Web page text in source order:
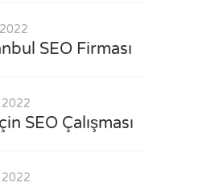
SEO Firması
SEO Çalışması